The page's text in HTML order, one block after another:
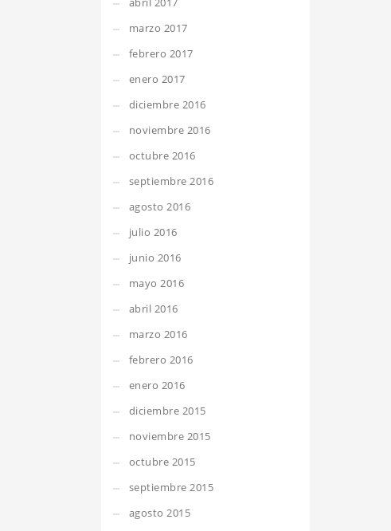
marzo 2017
febrero 2017
enero 2017
diciembre 2016
noviembre 2016
octubre 2016
septiembre 2016
agosto 2016
julio 2016
junio 2016
mayo 2016
abril 2016
marzo 2016
febrero 2016
enero 2016
diciembre 2015
noviembre 2015
octubre 2015
septiembre 2015
agosto 2015